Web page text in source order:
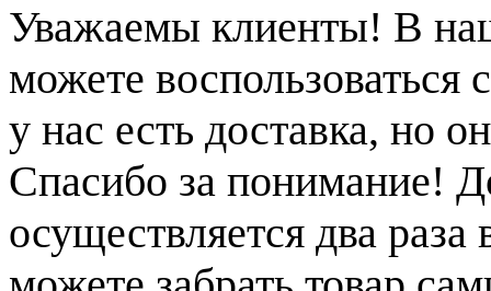
Уважаемы клиенты! В
можете воспользоваться
у нас есть доставка, но
Спасибо за понимание!
осуществляется два